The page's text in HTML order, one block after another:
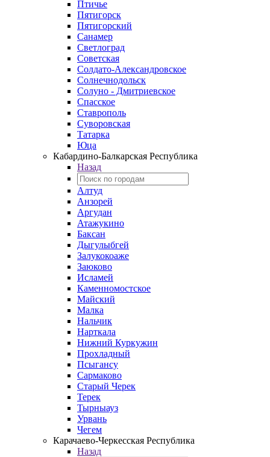
Птичье
Пятигорск
Пятигорский
Санамер
Светлоград
Советская
Солдато-Александровское
Солнечнодольск
Солуно - Дмитриевское
Спасское
Ставрополь
Суворовская
Татарка
Юца
Кабардино‑Балкарская Республика
Назад
Алтуд
Анзорей
Аргудан
Атажукино
Баксан
Дыгулыбгей
Залукокоаже
Заюково
Исламей
Каменномостское
Майский
Малка
Нальчик
Нарткала
Нижний Куркужин
Прохладный
Псыгансу
Сармаково
Старый Черек
Терек
Тырныауз
Урвань
Чегем
Карачаево-Черкесская Республика
Назад